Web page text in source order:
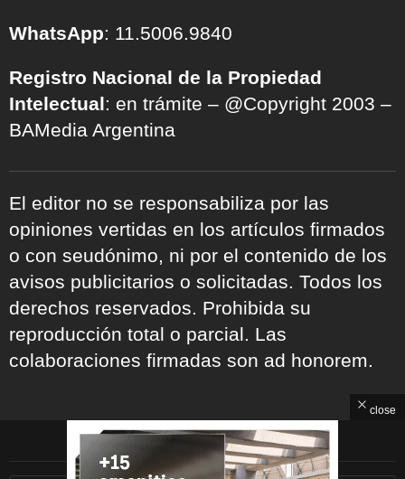
WhatsApp: 11.5006.9840
Registro Nacional de la Propiedad
Intelectual: en trámite – @Copyright 2003 –
BAMedia Argentina
El editor no se responsabiliza por las
opiniones vertidas en los artículos firmados
o con seudónimo, ni por el contenido de los
avisos publicitarios o solicitadas. Todos los
derechos reservados. Prohibida su
reproducción total o parcial. Las
colaboraciones firmadas son ad honorem.
ARCHIVOS
close